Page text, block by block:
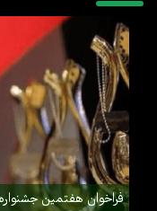
فراخوان هفتمین